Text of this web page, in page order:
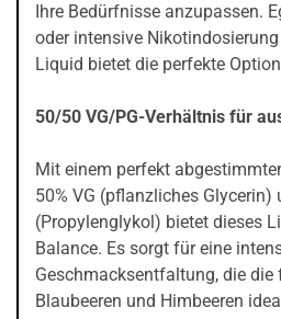
Ihre Bedürfnisse anzupassen.
oder intensive
Liquid bietet die perfekte
50/50 VG/PG-Verhältnis für
Mit einem perfekt
50% VG (pflanzliches Glycerin)
(Propylenglykol) bietet dieses
Balance. Es sorgt für eine
Geschmacksentfaltung, die die
Blaubeeren und Himbeeren